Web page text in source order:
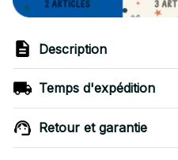
Description
Temps d'expédition
Retour et garantie